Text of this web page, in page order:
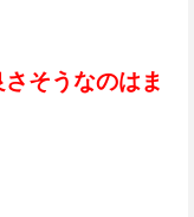
そうなのはま